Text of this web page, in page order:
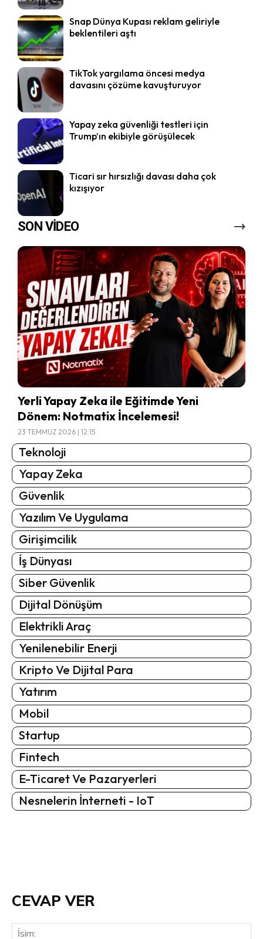
Snap Dünya Kupası reklam geliriyle
beklentileri aştı
TikTok yargılama öncesi medya
davasını çözüme kavuşturuyor
Yapay zeka güvenliği testleri için
Trump’ın ekibiyle görüşülecek
Ticari sır hırsızlığı davası daha çok
kızışıyor
SON VİDEO
Yerli Yapay Zeka ile Eğitimde Yeni
Dönem: Notmatix İncelemesi!
23 TEMMUZ 2026 | 12:15
Teknoloji
Yapay Zeka
Güvenlik
Yazılım Ve Uygulama
Girişimcilik
İş Dünyası
Siber Güvenlik
Dijital Dönüşüm
Elektrikli Araç
Yenilenebilir Enerji
Kripto Ve Dijital Para
Yatırım
Mobil
Startup
Fintech
E-Ticaret Ve Pazaryerleri
Nesnelerin İnterneti - IoT
CEVAP VER